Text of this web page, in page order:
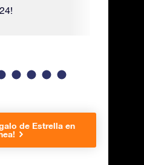
de Estrella en